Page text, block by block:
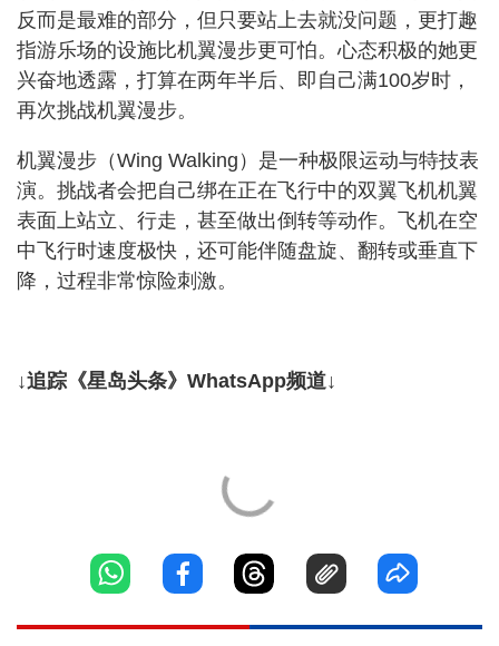
反而是最难的部分，但只要站上去就没问题，更打趣
指游乐场的设施比机翼漫步更可怕。心态积极的她更
兴奋地透露，打算在两年半后、即自己满100岁时，
再次挑战机翼漫步。
机翼漫步（Wing Walking）是一种极限运动与特技表
演。挑战者会把自己绑在正在飞行中的双翼飞机机翼
表面上站立、行走，甚至做出倒转等动作。飞机在空
中飞行时速度极快，还可能伴随盘旋、翻转或垂直下
降，过程非常惊险刺激。
↓追踪《星岛头条》WhatsApp频道↓